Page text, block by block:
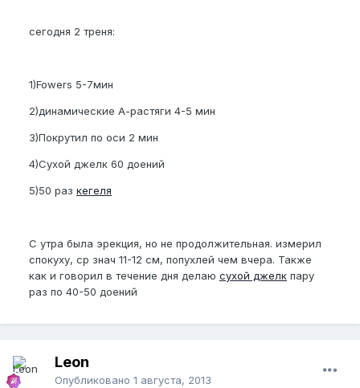
сегодня 2 треня:
1)Fowers 5-7мин
2)динамические А-растяги 4-5 мин
3)Покрутил по оси 2 мин
4)Сухой джелк 60 доений
5)50 раз кегеля
C утра была эрекция, но не продолжительная. измерил
спокуху, ср знач 11-12 см, попухлей чем вчера. Также
как и говорил в течение дня делаю сухой джелк пару
раз по 40-50 доений
Leon
Опубликовано 1 августа, 2013